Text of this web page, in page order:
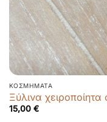
ΚΟΣΜΉΜΑΤΑ
Ξύλινα χειροποίητα
15,00 €